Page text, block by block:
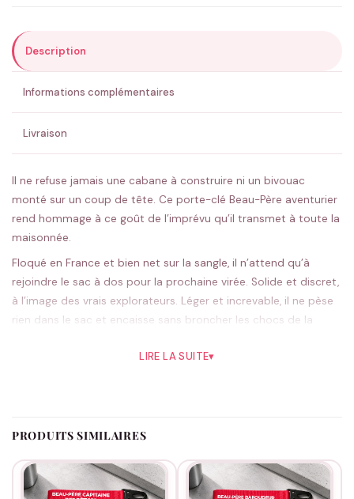
ENVOYER MA DEMANDE ✨
💚 Retour sous 24-48h🇫🇷 Flocage en France✅ Validation avant fabrication
Description
Informations complémentaires
Livraison
Il ne refuse jamais une cabane à construire ni un bivouac
monté sur un coup de tête. Ce porte-clé Beau-Père aventurier
rend hommage à ce goût de l’imprévu qu’il transmet à toute la
maisonnée.
Floqué en France et bien net sur la sangle, il n’attend qu’à
rejoindre le sac à dos pour la prochaine virée. Solide et discret,
à l’image des vrais explorateurs. Léger et increvable, il ne pèse
rien dans le sac et encaisse sans broncher les chocs de la
Le noir tactique fait très esprit expédition, l’orange se repère
en famille. La suite du voyage se prépare dansla collection
beau-père
LIRE LA SUITE▾
PRODUITS SIMILAIRES